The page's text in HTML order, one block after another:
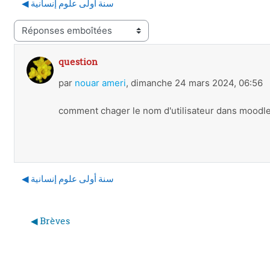
◀︎ سنة أولى علوم إنسانية
question
par nouar ameri, dimanche 24 mars 2024, 06:56
Nombre de réponses : 0
comment chager le nom d'utilisateur dans moodle
◀︎ سنة أولى علوم إنسانية
◀︎ Brèves